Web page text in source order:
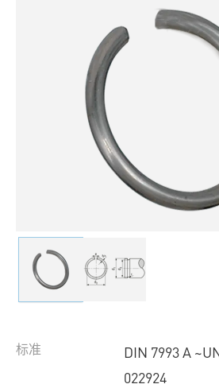
标准
DIN 7993 A
022924